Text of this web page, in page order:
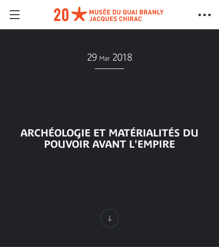
29 Mar 2018
ARCHÉOLOGIE ET MATÉRIALITÉS DU
POUVOIR AVANT L'EMPIRE